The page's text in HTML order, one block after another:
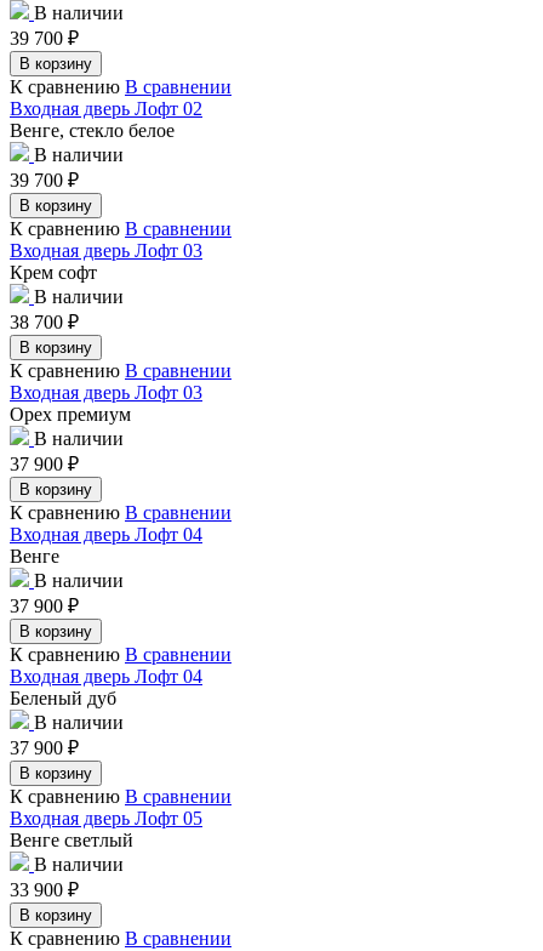
В наличии
39 700 ₽
В корзину
К сравнению В сравнении
Входная дверь Лофт 02
Венге, стекло белое
В наличии
39 700 ₽
В корзину
К сравнению В сравнении
Входная дверь Лофт 03
Крем софт
В наличии
38 700 ₽
В корзину
К сравнению В сравнении
Входная дверь Лофт 03
Орех премиум
В наличии
37 900 ₽
В корзину
К сравнению В сравнении
Входная дверь Лофт 04
Венге
В наличии
37 900 ₽
В корзину
К сравнению В сравнении
Входная дверь Лофт 04
Беленый дуб
В наличии
37 900 ₽
В корзину
К сравнению В сравнении
Входная дверь Лофт 05
Венге светлый
В наличии
33 900 ₽
В корзину
К сравнению В сравнении